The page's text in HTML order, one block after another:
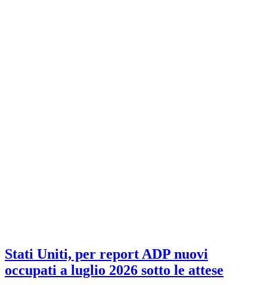
Stati Uniti, per report ADP nuovi
occupati a luglio 2026 sotto le attese